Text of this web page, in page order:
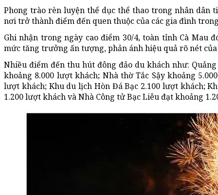
Phong trào rèn luyện thể dục thể thao trong nhân
nơi trở thành điểm đến quen thuộc của các gia đình
Ghi nhận trong ngày cao điểm 30/4, toàn tỉnh Cà Mau
mức tăng trưởng ấn tượng, phản ánh hiệu quả rõ nét
Nhiều điểm đến thu hút đông đảo du khách như:
khoảng 8.000 lượt khách; Nhà thờ Tắc Sậy khoảng
lượt khách; Khu du lịch Hòn Đá Bạc 2.100 lượt khách;
1.200 lượt khách và Nhà Công tử Bạc Liêu đạt khoảng